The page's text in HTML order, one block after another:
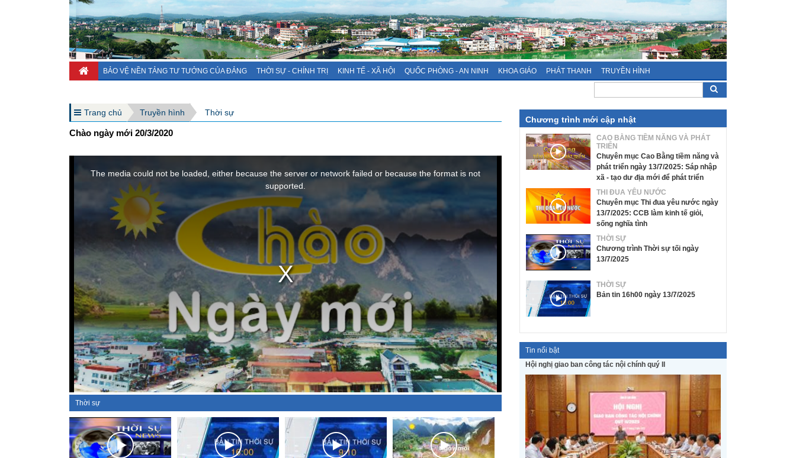
BẢO VỆ NỀN TẢNG TƯ TƯỞNG CỦA ĐẢNG THỜI SỰ - CHÍNH TRỊ KINH TẾ - XÃ HỘI QUỐC PHÒNG - AN NINH KHOA GIÁO PHÁT THANH TRUYỀN HÌNH
Trang chủ Truyền hình Thời sự
Chào ngày mới 20/3/2020
Thời sự
Chương trình mới cập nhật
CAO BẰNG TIỀM NĂNG VÀ PHÁT
TRIỂN
Chuyên mục Cao Bằng tiềm năng và
phát triển ngày 13/7/2025: Sáp nhập
xã - tạo dư địa mới để phát triển
THI ĐUA YÊU NƯỚC
Chuyên mục Thi đua yêu nước ngày
13/7/2025: CCB làm kinh tế giỏi,
sống nghĩa tình
THỜI SỰ
Chương trình Thời sự tối ngày
13/7/2025
THỜI SỰ
Bản tin 16h00 ngày 13/7/2025
Tin nổi bật
Hội nghị giao ban công tác nội chính quý II